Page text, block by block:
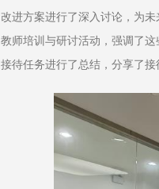
改进方案进行了深入讨论，为
教师培训与研讨活动，强调了
接待任务进行了总结，分享了接